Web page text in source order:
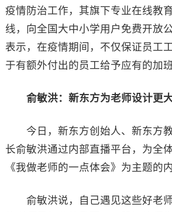
疫情防治工作，其旗下专业在线教
线，向全国大中小学用户免费开放
表示，在疫情期间，不仅保证员工
于有额外付出的员工给予应有的加
俞敏洪：新东方为老师设计更
今日，新东方创始人、新东方
长俞敏洪通过内部直播平台，为全
《我做老师的一点体会》为主题的
俞敏洪说，自己遇见这些好老